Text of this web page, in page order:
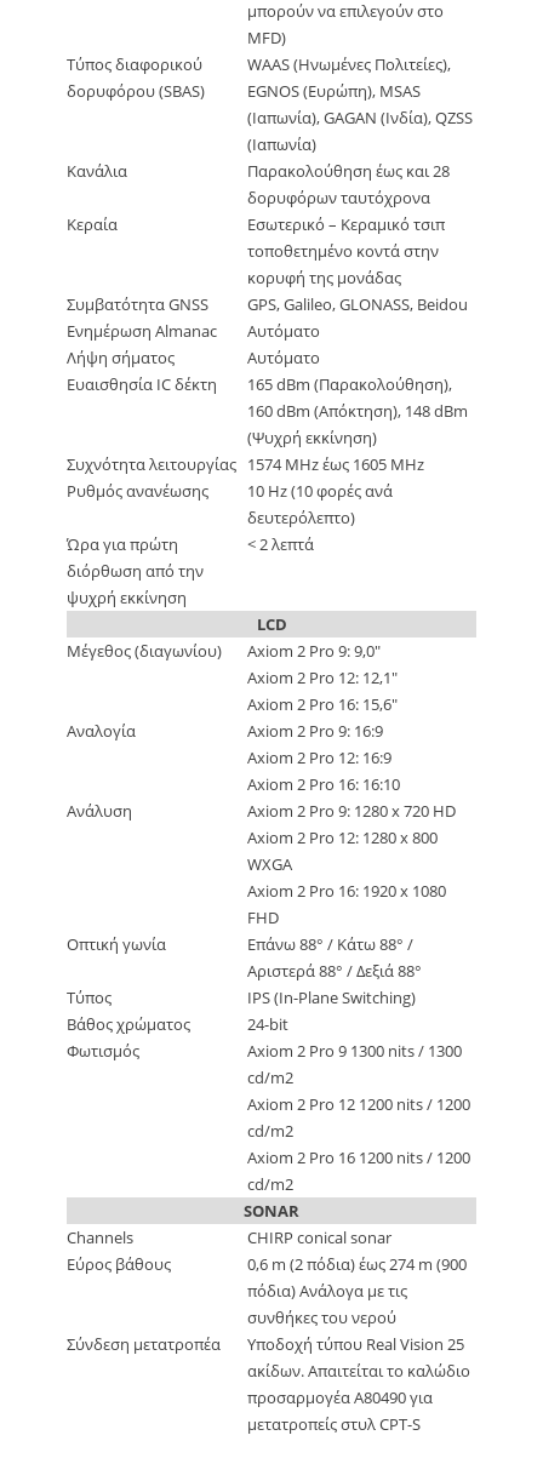
μπορούν να επιλεγούν στο
MFD)
Τύπος διαφορικού
δορυφόρου (SBAS)
WAAS (Ηνωμένες Πολιτείες),
EGNOS (Ευρώπη), MSAS
(Ιαπωνία), GAGAN (Ινδία), QZSS
(Ιαπωνία)
Κανάλια
Παρακολούθηση έως και 28
δορυφόρων ταυτόχρονα
Κεραία
Εσωτερικό – Κεραμικό τσιπ
τοποθετημένο κοντά στην
κορυφή της μονάδας
Συμβατότητα GNSS
GPS, Galileo, GLONASS, Beidou
Ενημέρωση Almanac
Αυτόματο
Λήψη σήματος
Αυτόματο
Ευαισθησία IC δέκτη
165 dBm (Παρακολούθηση),
160 dBm (Απόκτηση), 148 dBm
(Ψυχρή εκκίνηση)
Συχνότητα λειτουργίας 1574 MHz έως 1605 MHz
Ρυθμός ανανέωσης
10 Hz (10 φορές ανά
δευτερόλεπτο)
Ώρα για πρώτη
διόρθωση από την
ψυχρή εκκίνηση
< 2 λεπτά
LCD
Μέγεθος (διαγωνίου)
Axiom 2 Pro 9: 9,0″
Axiom 2 Pro 12: 12,1″
Axiom 2 Pro 16: 15,6″
Αναλογία
Axiom 2 Pro 9: 16:9
Axiom 2 Pro 12: 16:9
Axiom 2 Pro 16: 16:10
Ανάλυση
Axiom 2 Pro 9: 1280 x 720 HD
Axiom 2 Pro 12: 1280 x 800
WXGA
Axiom 2 Pro 16: 1920 x 1080
FHD
Οπτική γωνία
Επάνω 88° / Κάτω 88° /
Αριστερά 88° / Δεξιά 88°
Τύπος
IPS (In-Plane Switching)
Βάθος χρώματος
24-bit
Φωτισμός
Axiom 2 Pro 9 1300 nits / 1300
cd/m2
Axiom 2 Pro 12 1200 nits / 1200
cd/m2
Axiom 2 Pro 16 1200 nits / 1200
cd/m2
SONAR
Channels
CHIRP conical sonar
Εύρος βάθους
0,6 m (2 πόδια) έως 274 m (900
πόδια) Ανάλογα με τις
συνθήκες του νερού
Σύνδεση μετατροπέα
Υποδοχή τύπου Real Vision 25
ακίδων. Απαιτείται το καλώδιο
προσαρμογέα A80490 για
μετατροπείς στυλ CPT-S